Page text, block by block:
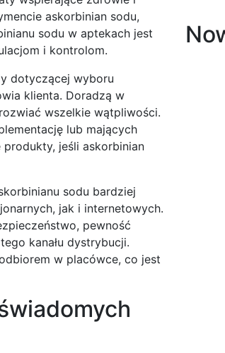
askorbinian sodu,
sodu w aptekach jest
i kontrolom.
dotyczącej wyboru
klienta. Doradzą w
wszelkie wątpliwości.
lub mających
jeśli askorbinian
sodu bardziej
jak i internetowych.
pewność
kanału dystrybucji.
w placówce, co jest